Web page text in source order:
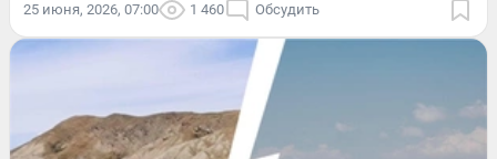
25 июня, 2026, 07:00 1 460 Обсудить